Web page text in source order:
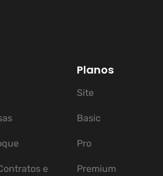
e
Planos
Site
Basic
Pro
Premium